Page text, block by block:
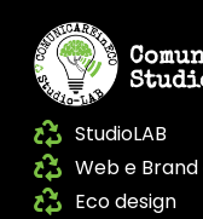
StudioLAB
Web e Brand
Eco design